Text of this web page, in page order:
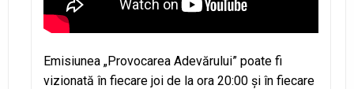
Emisiunea „Provocarea Adevărului” poate fi
vizionată în fiecare joi de la ora 20:00 și în fiecare